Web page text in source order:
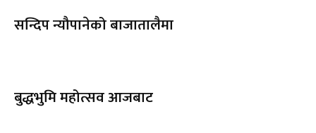
सन्दिप न्यौपानेको बाजातालैमा
बुद्धभुमि महोत्सव आजबाट